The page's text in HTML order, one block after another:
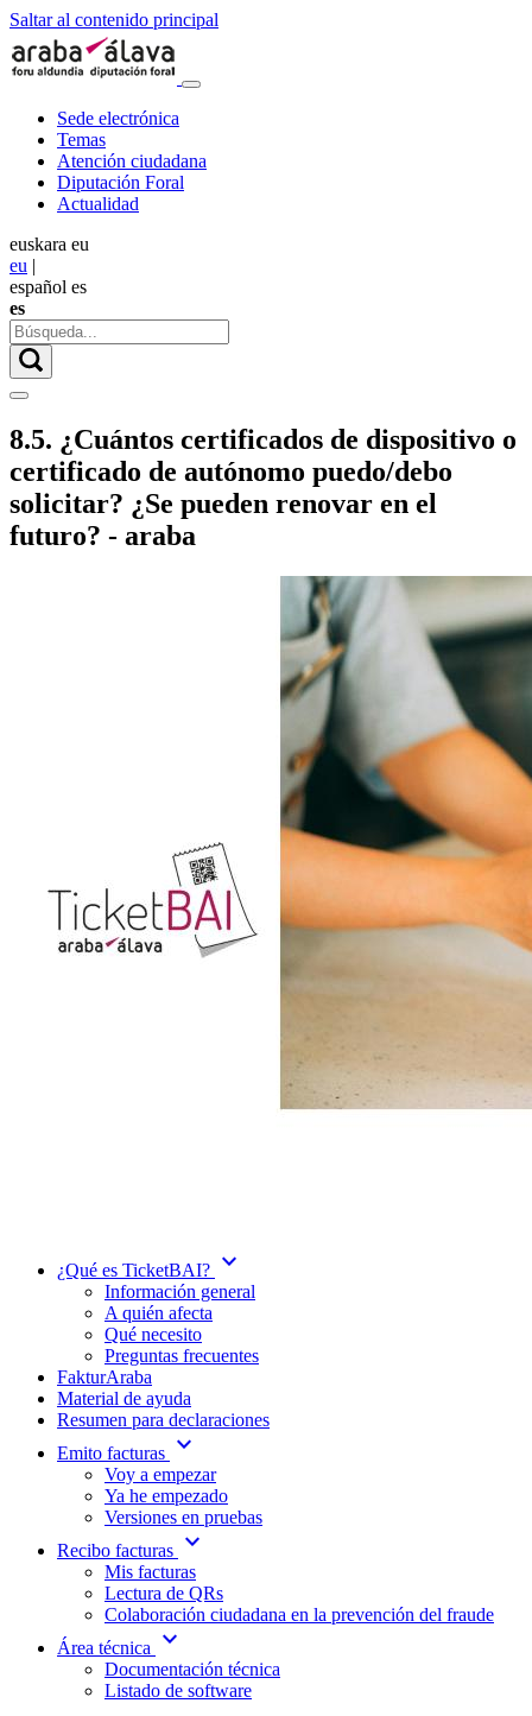
Saltar al contenido principal
Sede electrónica
Temas
Atención ciudadana
Diputación Foral
Actualidad
euskara eu
eu |
español es
es
8.5. ¿Cuántos certificados de dispositivo o
certificado de autónomo puedo/debo
solicitar? ¿Se pueden renovar en el
futuro? - araba
¿Qué es TicketBAI? expand_more
Información general
A quién afecta
Qué necesito
Preguntas frecuentes
FakturAraba
Material de ayuda
Resumen para declaraciones
Emito facturas expand_more
Voy a empezar
Ya he empezado
Versiones en pruebas
Recibo facturas expand_more
Mis facturas
Lectura de QRs
Colaboración ciudadana en la prevención del fraude
Área técnica
expand_more
Documentación técnica
Listado de software